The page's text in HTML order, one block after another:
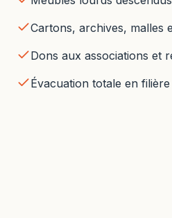
Cartons, archives, malles
Dons aux associations et
Évacuation totale en